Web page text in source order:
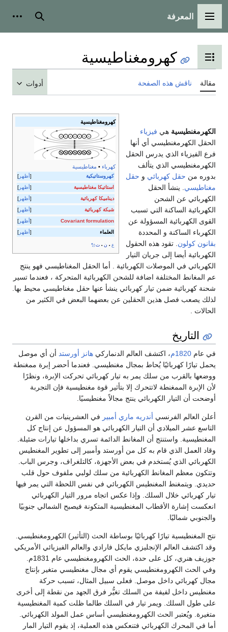
القائمة الرئيسية
المعرفة بحث
تبديل عرض جدول المحتويات
كهرومغناطيسية
مقالة ناقش هذه الصفحة أدوات
كهرومغناطيسية
كهرباء • مغناطيسية
أظهر
كهروستاتيكية
أظهر
استاتيكا مغناطيسية
أظهر
ديناميكا كهربائية
أظهر
شبكة كهربائية
أظهر
Covariant formulation
أظهر
العلماء
ع • ن • ت
الكهرمغنطيسية هي فيزياء
الحقل الكهرمغنطيسي أي أنها
فرع الفيزياء الذي يدرس الحقل
الكهرمغنطيسي الذي يتألف
بدوره من حقل كهربائي و حقل
مغناطيسي . ينشأ الحقل
الكهربائي عن الشحن
الكهربائية الساكنة التي تسبب
القوى الكهربائية المسؤولة عن
الكهرباء الساكنة و المحددة
بقانون كولون . تقود هذه الحقول
الكهربائية أيضا إلى جريان التيار
الكهربائي في الموصلات الكهربائية . أما الحقل المغناطيسي فهو ينتج
عم المغانط المختلفة اضافة للشحن الكهربائية المتحركة ، فعندما تسير
شحنة كهربائية ضمن تيار كهربائي ينشأ عنها حقل مغناطيسي محيط بها.
لذلك يصعب فصل هذين الحقلين عن بعضهما البعض في الكثير من
الحالات .
التاريخ
في عام 1820م ، اكتشف العالم الدنماركي هانز أورستد أن أي موصل
يحمل تيارًا كهربائيًا يُحاط بمجال مغنطيسي. فعندما أحضر إبرة ممغنطة
ووضعها بالقرب من سلك يمر به تيار كهربائي تحركت الإبرة، ونظرًا
لأن الإبرة الممغنطة لاتتحرك إلا بتأثير قوة مغنطيسية فإن التجربة
أوضحت أن التيار الكهربائي ينتج مجالاً مغنطيسيًا.
أعلن العالم الفرنسي أندريه ماري أمبير في العشرينيات من القرن
التاسع عشر الميلادي أن التيار الكهربائي هو المسؤول عن إنتاج كل
المغنطيسية. واستنتج أن المغانط الدائمة تسري بداخلها تيارات ضئيلة.
وقاد العمل الذي قام به كل من أورستد وأمبير إلى تطوير المغنطيس
الكهربائي الذي يُستخدم في بعض الأجهزة، كالتلغراف، وجرس الباب.
وتتكون معظم المغانط الكهربائية من سلك لولبي ملفوف حول قلب
حديدي. ويتمغنط المغنطيس الكهربائي في نفس اللحظة التي يمر فيها
تيار كهربائي خلال السلك. وإذا عكس اتجاه مرور التيار الكهربائي
انعكست إشارة الأقطاب المغنطيسية المتكونة فيصبح الشمالي جنوبيًا
والجنوبي شماليًا.
نتج المغنطيسية تيارًا كهربائيًا بوساطة الحث (التأثير) الكهرومغنطيسي.
وقد اكتشف العالم الإنجليزي مايكل فارادي والعالم الفيزيائي الأمريكي
جوزيف هنري، كل على حدة، الحث الكهرومغنطيسي عام 1831م.
وفي الحث الكهرومغنطيسي يقوم أي مجال مغنطيسي متغير بإنتاج
مجال كهربائي داخل موصل. فعلى سبيل المثال، تسبب حركة
مغنطيس داخل لفيفة من السلك تغيُّر فرق الجهد من نقطة إلى أخرى
على طول السلك. ويمر تيار في السلك طالما ظلت كمية المغنطيسية
متغيرة. ويُعتبر الحث الكهرومغنطيسي أساس عمل المولد الكهربائي.
أما في المحرك الكهربائي فتنعكس هذه العملية، إذ يقوم التيار المار